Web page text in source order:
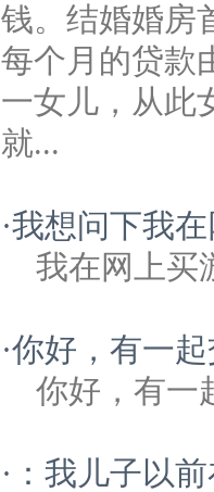
钱。结婚婚房
每个月的贷款
一女儿，从此
就...
·我想问下我
我在网上买
·你好，有一
你好，有一
· ：我儿子以